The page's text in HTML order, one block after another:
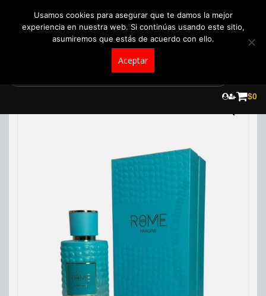
$0
Usamos cookies para asegurar que te damos la mejor
experiencia en nuestra web. Si continúas usando este sitio,
asumiremos que estás de acuerdo con ello.
Aceptar